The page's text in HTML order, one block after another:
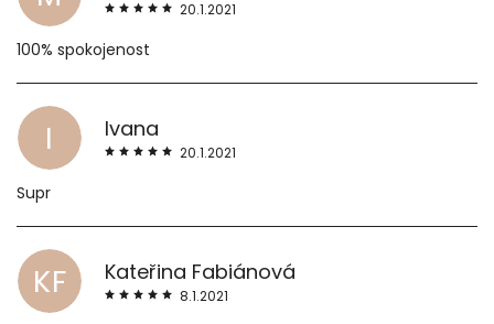
20.1.2021
100% spokojenost
I Ivana
20.1.2021
Supr
KF Kateřina Fabiánová
8.1.2021